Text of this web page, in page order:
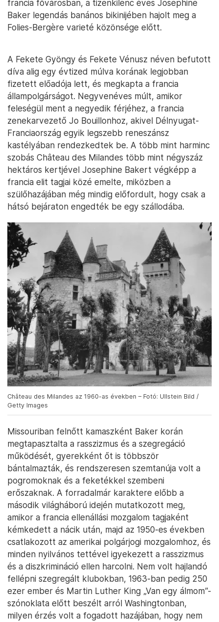
francia fővárosban, a tizenkilenc éves Josephine
Baker legendás banános bikinijében hajolt meg a
Folies-Bergère varieté közönsége előtt.
A Fekete Gyöngy és Fekete Vénusz néven befutott
díva alig egy évtized múlva korának legjobban
fizetett előadója lett, és megkapta a francia
állampolgárságot. Negyvenéves múlt, amikor
feleségül ment a negyedik férjéhez, a francia
zenekarvezető Jo Bouillonhoz, akivel Délnyugat-
Franciaország egyik legszebb reneszánsz
kastélyában rendezkedtek be. A több mint harminc
szobás Château des Milandes több mint négyszáz
hektáros kertjével Josephine Bakert végképp a
francia elit tagjai közé emelte, miközben a
szülőhazájában még mindig előfordult, hogy csak a
hátsó bejáraton engedték be egy szállodába.
Château des Milandes az 1960-as években – Fotó: Ullstein Bild /
Getty Images
Missouriban felnőtt kamaszként Baker korán
megtapasztalta a rasszizmus és a szegregáció
működését, gyerekként őt is többször
bántalmazták, és rendszeresen szemtanúja volt a
pogromoknak és a feketékkel szembeni
erőszaknak. A forradalmár karaktere előbb a
második világháború idején mutatkozott meg,
amikor a francia ellenállási mozgalom tagjaként
kémkedett a nácik után, majd az 1950-es években
csatlakozott az amerikai polgárjogi mozgalomhoz, és
minden nyilvános tettével igyekezett a rasszizmus
és a diszkrimináció ellen harcolni. Nem volt hajlandó
fellépni szegregált klubokban, 1963-ban pedig 250
ezer ember és Martin Luther King „Van egy álmom”-
szónoklata előtt beszélt arról Washingtonban,
milyen érzés volt a fogadott hazájában, hogy nem